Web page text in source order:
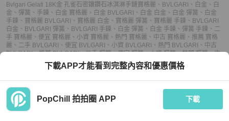
Bvlgari Gelati 18K金 孔雀石密鑲鑽石冰淇淋手鏈寶格麗 、 BVLGARI 、 白金 、 白
金 、 彈簧 、 手鍊 、 白金 寶格麗 、 白金 BVLGARI 、 白金 白金 、 白金 彈簧 、 白金
手鍊 、 寶格麗 BVLGARI 、 寶格麗 白金 、 寶格麗 彈簧 、 寶格麗 手鍊 、 BVLGARI
白金 、 BVLGARI 彈簧 、 BVLGARI 手鍊 、 白金 彈簧 、 白金 手鍊 、 彈簧 手鍊 、 二
手 寶格麗 、 便宜 寶格麗 、 小資 寶格麗 、 熱門 寶格麗 、 中古 寶格麗 、 推薦 寶格
麗 、 二手 BVLGARI 、 便宜 BVLGARI 、 小資 BVLGARI 、 熱門 BVLGARI 、 中古
BVLGARI、推薦 BVLGARI、二手 彈簧、便宜 彈簧、小資 彈簧、熱門 彈簧、中
推薦 彈簧、二手 手鍊、便宜 手鍊、 小資 手鍊、熱門 手鍊
下載APP才能看到完整內容和優惠價格
PopChill 拍拍圈 APP 下載